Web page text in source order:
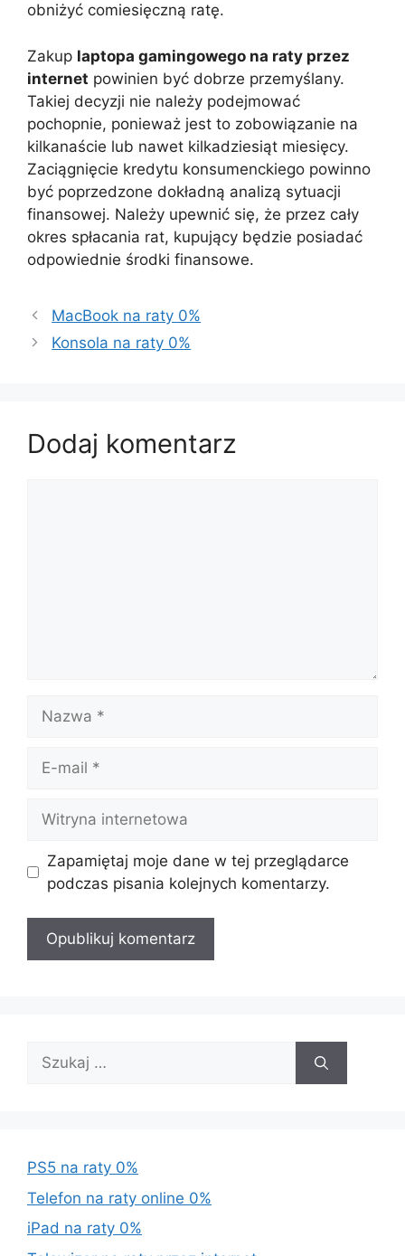
obniżyć comiesięczną ratę.
Zakup laptopa gamingowego na raty przez
internet powinien być dobrze przemyślany.
Takiej decyzji nie należy podejmować
pochopnie, ponieważ jest to zobowiązanie na
kilkanaście lub nawet kilkadziesiąt miesięcy.
Zaciągnięcie kredytu konsumenckiego powinno
być poprzedzone dokładną analizą sytuacji
finansowej. Należy upewnić się, że przez cały
okres spłacania rat, kupujący będzie posiadać
odpowiednie środki finansowe.
MacBook na raty 0%
Konsola na raty 0%
Dodaj komentarz
mail
internetowa
Zapamiętaj moje dane w tej przeglądarce
podczas pisania kolejnych komentarzy.
Szukaj:
PS5 na raty 0%
Telefon na raty online 0%
iPad na raty 0%